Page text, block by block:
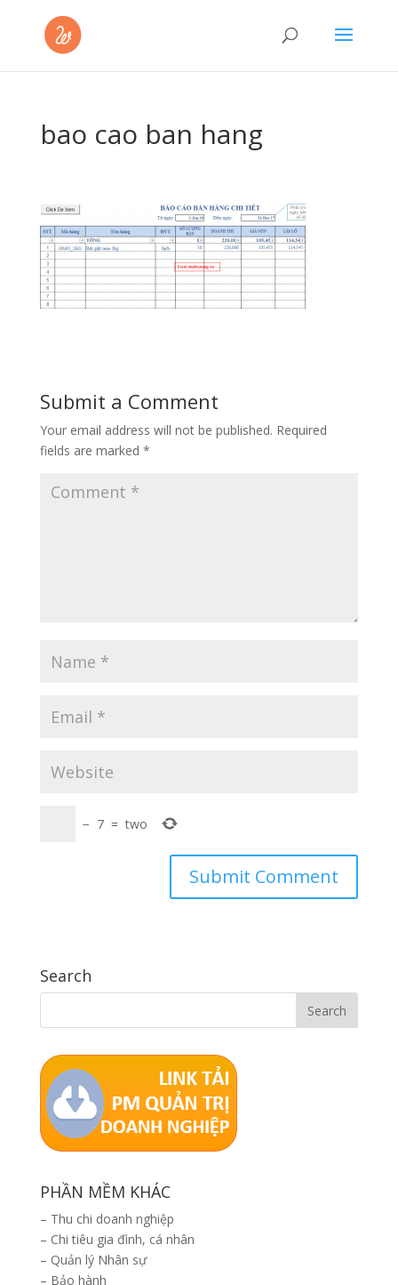
bao cao ban hang
Submit a Comment
Your email address will not be published. Required
fields are marked *
− 7 = two
Search
PHẦN MỀM KHÁC
– Thu chi doanh nghiệp
– Chi tiêu gia đình, cá nhân
– Quản lý Nhân sự
– Bảo hành